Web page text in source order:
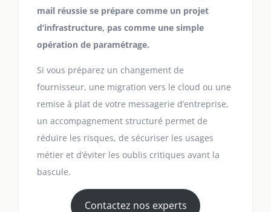
mail réussie se prépare comme un projet
d’infrastructure, pas comme une simple
opération de paramétrage.
Si vous préparez un changement de
fournisseur, une migration vers le cloud ou une
remise à plat de votre messagerie d’entreprise,
un accompagnement structuré permet de
réduire les risques, de sécuriser les usages
métier et d’éviter les oublis critiques avant la
bascule.
Contactez nos experts